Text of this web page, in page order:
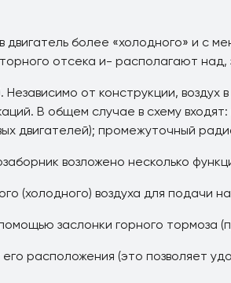
более «холодного» и с
отсека и- располагают
от конструкции,
В общем случае в схему
двигателей); промежуточный
возложено несколько
(холодного) воздуха для подачи на
заслонки горного тормоза
расположения (это позволяет